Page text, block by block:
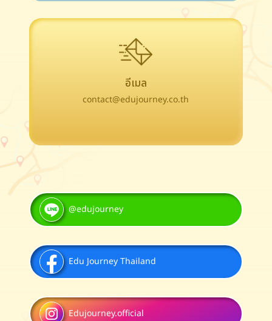
อีเมล
contact@edujourney.co.th
@edujourney
Edu Journey Thailand
Edujourney.official